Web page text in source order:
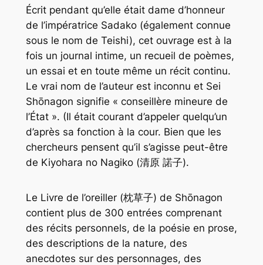
Écrit pendant qu’elle était dame d’honneur
de l’impératrice Sadako (également connue
sous le nom de Teishi), cet ouvrage est à la
fois un journal intime, un recueil de poèmes,
un essai et en toute même un récit continu.
Le vrai nom de l’auteur est inconnu et Sei
Shōnagon signifie « conseillère mineure de
l’État ». (Il était courant d’appeler quelqu’un
d’après sa fonction à la cour. Bien que les
chercheurs pensent qu’il s’agisse peut-être
de Kiyohara no Nagiko (清原 諾子).
Le Livre de l’oreiller (枕草子) de Shōnagon
contient plus de 300 entrées comprenant
des récits personnels, de la poésie en prose,
des descriptions de la nature, des
anecdotes sur des personnages, des